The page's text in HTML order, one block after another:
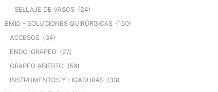
SELLAJE DE VASOS (24)
EMID - SOLUCIONES QUIRÚRGICAS (150)
ACCESOS (34)
ENDO-GRAPEO (27)
GRAPEO ABIERTO (56)
INSTRUMENTOS Y LIGADURAS (33)